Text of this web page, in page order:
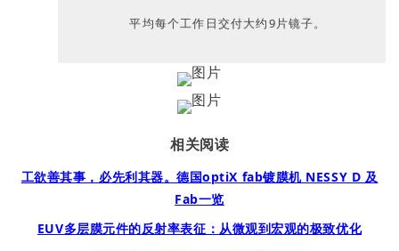
平均每个工作日交付大约9片镜子。
相关阅读
工欲善其事，必先利其器。德国optiX fab镀膜机 NESSY D 及
Fab一览
EUV多层膜元件的反射率表征：从微观到宏观的极致优化